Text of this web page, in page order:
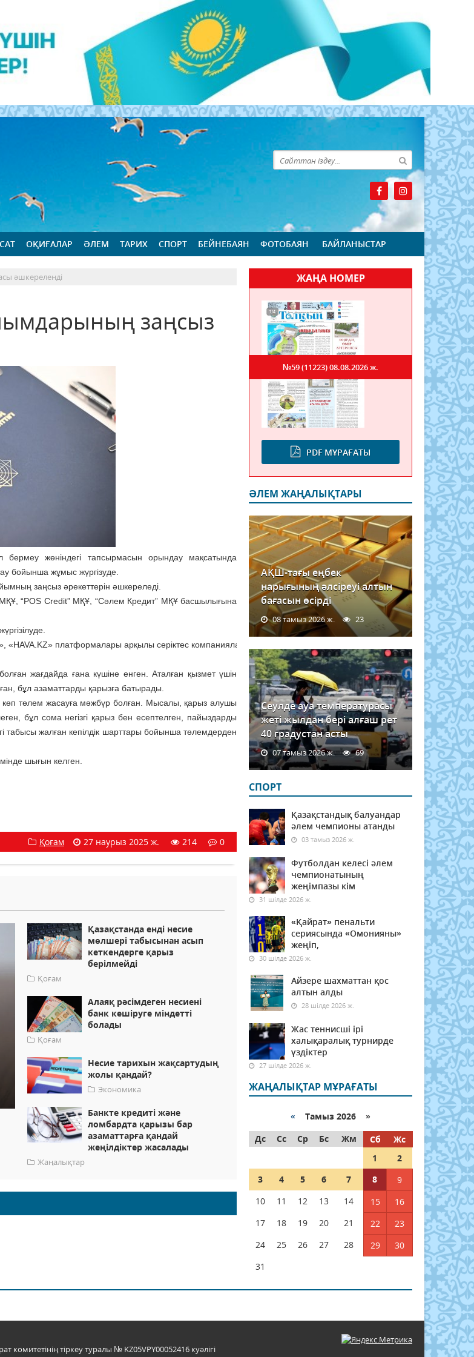
ОҚИҒАЛАР ӘЛЕМ ТАРИХ СПОРТ БЕЙНЕБАЯН ФОТОБАЯН БАЙЛАНЫСТАР
әшкереленді
заңсыз
жөніндегі тапсырмасын орындау мақсатында
бойынша жұмыс жүргізуде.
заңсыз әрекеттерін әшкереледі.
“POS Credit” МҚҰ, “Сәлем Кредит” МҚҰ басшылығына
«HAVA.KZ» платформалары арқылы серіктес компаниялармен
жағдайда ғана күшіне енген. Аталған қызмет үшін
бұл азаматтарды қарызға батырады.
төлем жасауға мәжбүр болған. Мысалы, қарыз алушы
бұл сома негізгі қарыз бен есептелген, пайыздарды
жалған кепілдік шарттары бойынша төлемдерден
шығын келген.
Қоғам 27 наурыз 2025 ж. 214 0
Қазақстанда енді несие
мөлшері табысынан асып
кеткендерге қарыз
берілмейді
Қоғам
Алаяқ рәсімдеген несиені
банк кешіруге міндетті
болады
Қоғам
Несие тарихын жақсартудың
жолы қандай?
Экономика
Банкте кредиті және
ломбардта қарызы бар
азаматтарға қандай
жеңілдіктер жасалады
Жаңалықтар
ЖАҢА НОМЕР
PDF МҰРАҒАТЫ
№59 (11223)08.08.2026 ж.
ӘЛЕМ ЖАҢАЛЫҚТАРЫ
АҚШ-тағы еңбек
нарығының әлсіреуі алтын
бағасын өсірді
08 тамыз 2026 ж. 23
Сеулде ауа температурасы
жеті жылдан бері алғаш рет
40 градустан асты
07 тамыз 2026 ж. 69
СПОРТ
Қазақстандық балуандар
әлем чемпионы атанды
03 тамыз 2026 ж.
Футболдан келесі әлем
чемпионатының
жеңімпазы кім
31 шілде 2026 ж.
«Қайрат» пенальти
сериясында «Омонияны»
жеңіп,
30 шілде 2026 ж.
Айзере шахматтан қос
алтын алды
28 шілде 2026 ж.
Жас теннисші ірі
халықаралық турнирде
үздіктер
27 шілде 2026 ж.
ЖАҢАЛЫҚТАР МҰРАҒАТЫ
« Тамыз 2026 »
Дс
Сс Ср Бс Жм Сб
Жс
1
2
3
4 5 6 7 8
9
10
11 12 13 14 15
16
17
18 19 20 21 22
23
24
25 26 27 28 29
30
31
тіркеу туралы № KZ05VPY00052416 куәлігі